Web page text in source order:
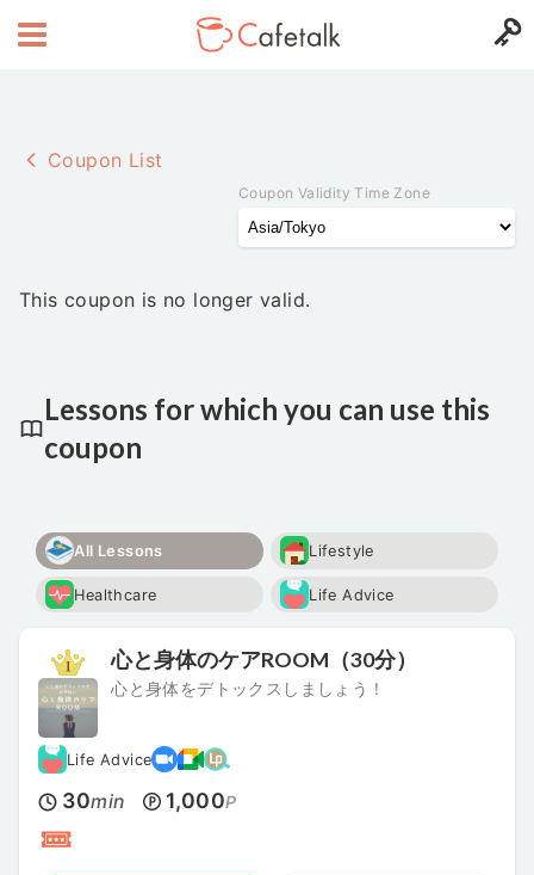
Coupon List
Coupon Validity Time Zone
This coupon is no longer valid.
Lessons for which you can use this
coupon
All Lessons Lifestyle
Healthcare Life Advice
心と身体のケアROOM（30分）
心と身体をデトックスしましょう！
Life Advice
30min 1,000P